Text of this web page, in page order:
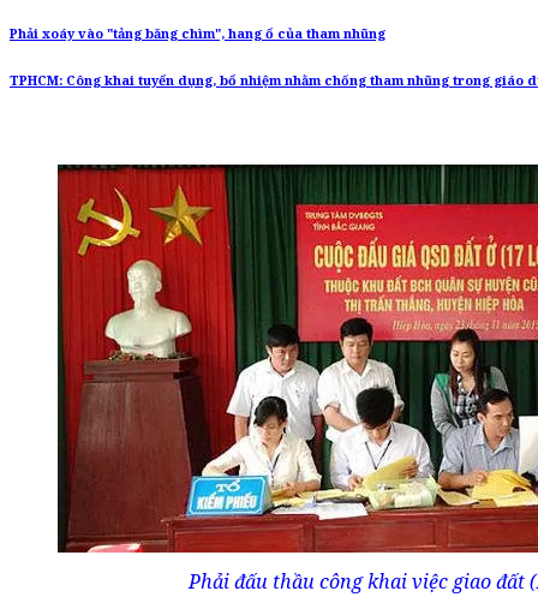
Phải xoáy vào "tảng băng chìm", hang ổ của tham nhũng
TPHCM: Công khai tuyển dụng, bổ nhiệm nhằm chống tham nhũng trong giáo
Phải đấu thầu công khai việc giao đất